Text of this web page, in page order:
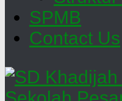
SPMB
Contact Us